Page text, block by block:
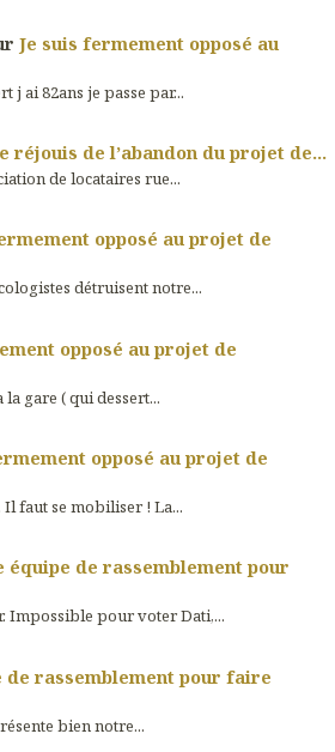
Je suis fermement opposé au
j ai 82ans je passe par...
réjouis de l’abandon du projet de...
de locataires rue...
opposé au projet de
détruisent notre...
opposé au projet de
gare ( qui dessert...
opposé au projet de
faut se mobiliser ! La...
équipe de rassemblement pour
Impossible pour voter Dati,...
de rassemblement pour faire
bien notre...